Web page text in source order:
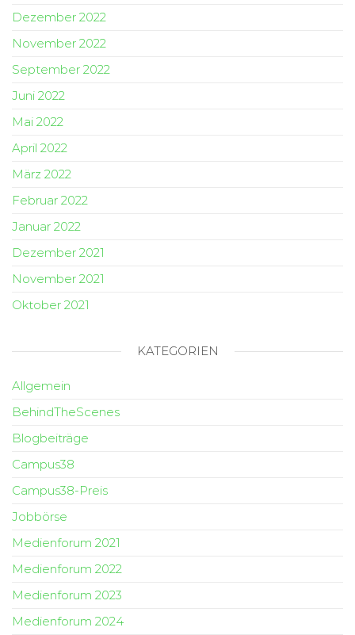
Dezember 2022
November 2022
September 2022
Juni 2022
Mai 2022
April 2022
März 2022
Februar 2022
Januar 2022
Dezember 2021
November 2021
Oktober 2021
KATEGORIEN
Allgemein
BehindTheScenes
Blogbeiträge
Campus38
Campus38-Preis
Jobbörse
Medienforum 2021
Medienforum 2022
Medienforum 2023
Medienforum 2024